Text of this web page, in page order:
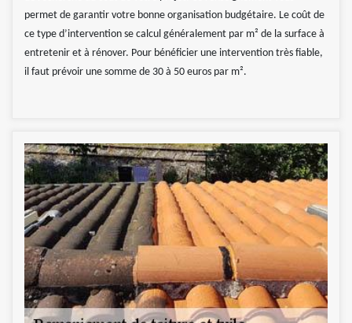
permet de garantir votre bonne organisation budgétaire. Le coût de
ce type d’intervention se calcul généralement par m² de la surface à
entretenir et à rénover. Pour bénéficier une intervention très fiable,
il faut prévoir une somme de 30 à 50 euros par m².